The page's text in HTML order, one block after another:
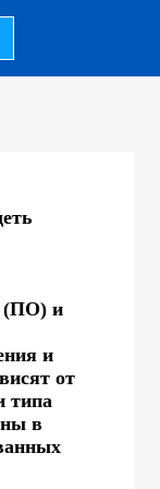
(ПО) и
и
от
типа
в